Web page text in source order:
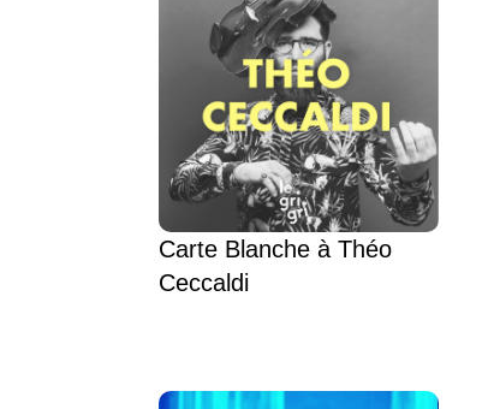
Carte Blanche à Théo
Ceccaldi